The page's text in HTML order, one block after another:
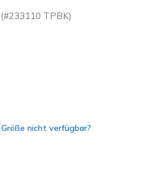
(#233110 TPBK)
Größe nicht verfügbar?